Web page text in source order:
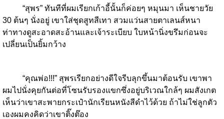
“สุพร” ทันทีที่ผมเรียกเก้าอี้นั้นก็ค่อยๆ หมุนมา เห็นชายวัย
30 ต้นๆ นั่งอยู่ เขาใส่ชุดสูทสีเทา สวมแว่นสายตาเลนส์หนา
ท่าทางดูสะอาดสะอ้านและเจ้าระเบียบ ใบหน้านิ่งขรึมก่อนจะ
เปลี่ยนเป็นยิ้มกว้าง
“คุณพ่อ!!!” สุพรเรียกอย่างดีใจรีบลุกขึ้นมาต้อนรับ เขาพา
ผมไปนั่งคุยกันต่อที่โซนรับรองแขกซึ่งอยู่บริเวณใกล้ๆ ผมสังเกต
เห็นว่าเขาสะพายกระเป๋านักเรียนหนังสีดำไว้ด้วย ถ้าไม่ใช่ลูกตัว
เองผมคงคิดว่าเขาติ๊งต๊อง